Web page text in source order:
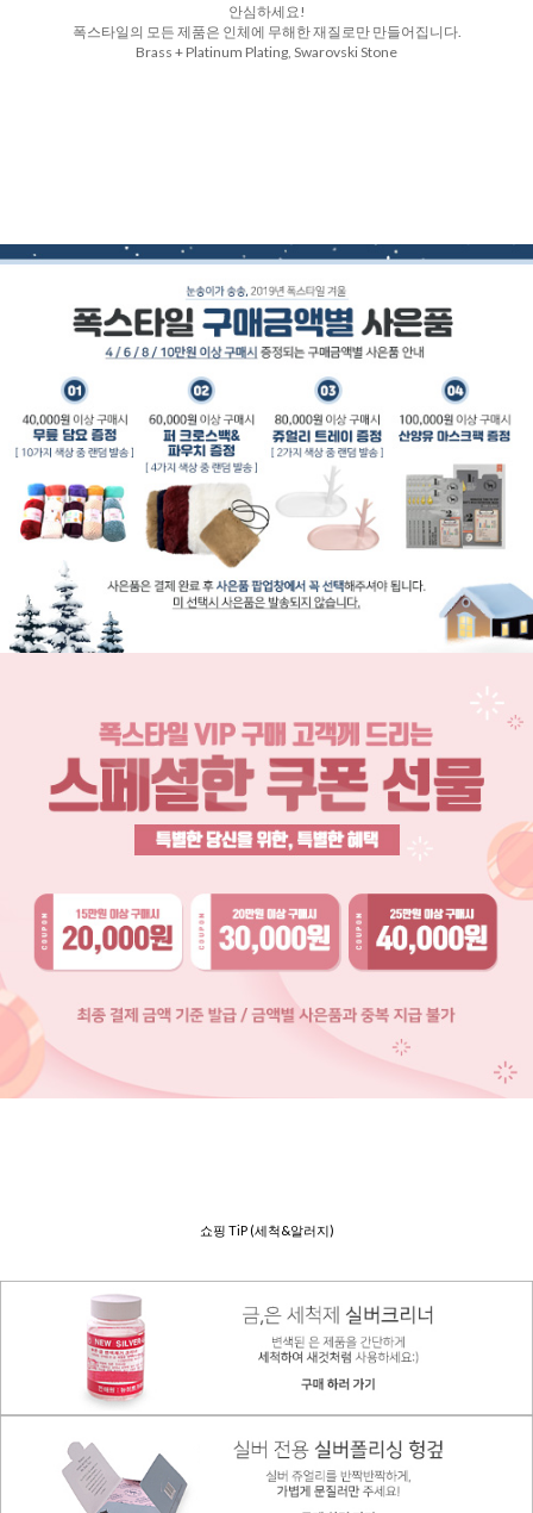
안심하세요!
폭스타일의 모든 제품은 인체에 무해한 재질로만 만들어집니다.
Brass + Platinum Plating, Swarovski Stone
쇼핑 TiP (세척&알러지)